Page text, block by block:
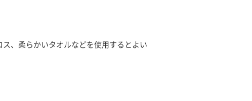
、柔らかいタオルなどを使用するとよい